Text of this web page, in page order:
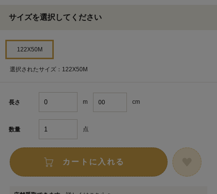
サイズを選択してください
122X50M
選択されたサイズ：122X50M
長さ m cm
数量 点
カートに入れる